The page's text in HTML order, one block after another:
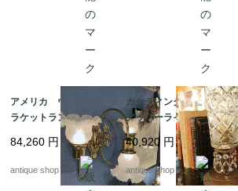
アメリカ ウォールブ
ラケットランプ*triple
arm frosted glass
84,260 円
antique shop at's
カッティンググラス
アッパーライト
40,920 円
antique shop at's